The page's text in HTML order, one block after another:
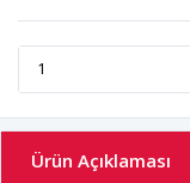
Ürün Açıklaması